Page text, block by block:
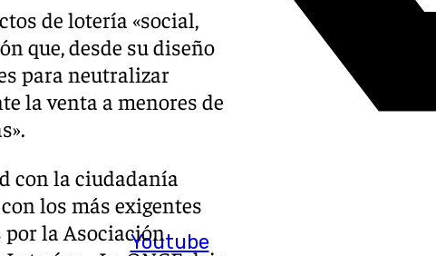
Youtube
de lotería «social,
que, desde su diseño
para neutralizar
la venta a menores de
con la ciudadanía
los más exigentes
por la Asociación